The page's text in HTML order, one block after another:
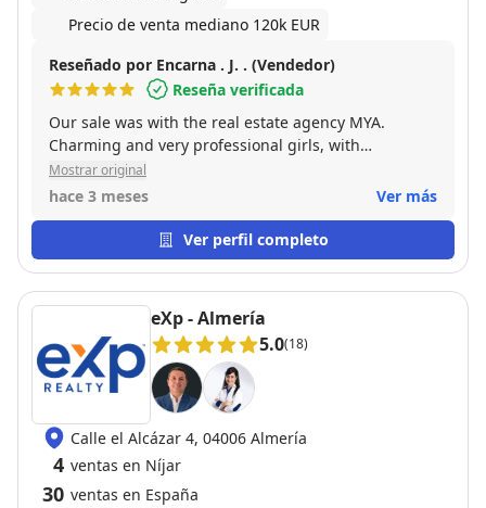
Precio de venta mediano 120k EUR
Reseñado por Encarna . J. . (Vendedor)
Reseña verificada
Our sale was with the real estate agency MYA.
Charming and very professional girls, with
experience. They make everything easier, always
attentive to everything. We will repeat.
Mostrar original
hace 3 meses Ver más
Ver perfil completo
eXp - Almería
5.0(18)
Calle el Alcázar 4, 04006 Almería
4 ventas en Níjar
30 ventas en España